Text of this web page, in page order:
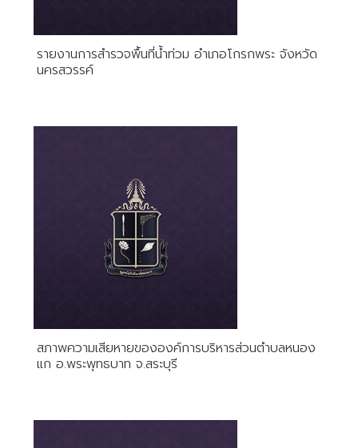
รายงานการสำรวจพื้นที่น้ำท่วม อำเภอโกรกพระ จังหวัด
นครสวรรค์
สภาพความเสียหายขององค์การบริหารส่วนตำบลหนอง
แก อ.พระพุทธบาท จ.สระบุรี